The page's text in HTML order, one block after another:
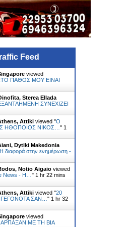
Feed
viewed
ΠΑΘΟΣ ΜΟΥ ΕΙΝΑΙ
Sterea Ellada
ΣΥΝΕΧΙΖΕΙ
Attiki viewed "Ο
ΗΘΟΠΟΙΟΣ ΝΙΚΟΣ… " 1
Dytiki Makedonia
διαφορά στην ενημέρωση -
Notio Aigaio viewed
News - Η… " 1 hr 22 mins
Attiki viewed "20
ΓΕΓΟΝΟΤΑ ΣΑΝ… " 1 hr 32
viewed
ΜΕ ΤΗ ΒΙΑ